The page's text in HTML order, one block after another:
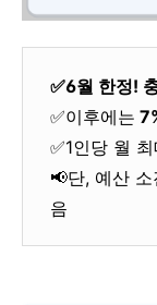
✅6월 한정!
✅이후에는
✅1인당 월 최
📢단, 예산
음